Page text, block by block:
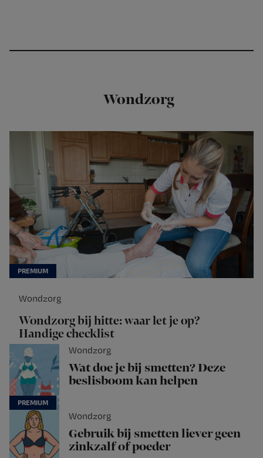
Wondzorg
Wondzorg
Wondzorg bij hitte: waar let je op?
Handige checklist
Wondzorg
Wat doe je bij smetten? Deze
beslisboom kan helpen
Wondzorg
Gebruik bij smetten liever geen
zinkzalf of poeder